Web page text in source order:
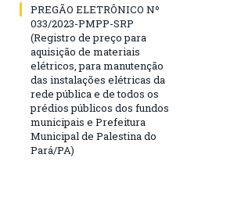
PREGÃO ELETRÔNICO Nº
033/2023-PMPP-SRP
(Registro de preço para
aquisição de materiais
elétricos, para manutenção
das instalações elétricas da
rede pública e de todos os
prédios públicos dos fundos
municipais e Prefeitura
Municipal de Palestina do
Pará/PA)